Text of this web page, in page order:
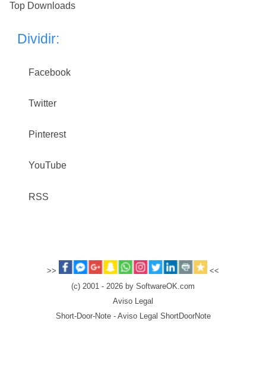
Top Downloads
Dividir:
Facebook
Twitter
Pinterest
YouTube
RSS
>>
<<
(c) 2001 - 2026 by SoftwareOK.com
Aviso Legal
Short-Door-Note - Aviso Legal ShortDoorNote